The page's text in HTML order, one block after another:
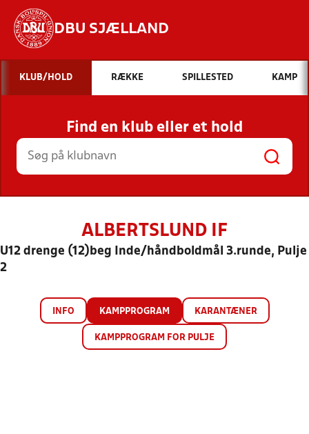
DBU SJÆLLAND
Hvad vil du søge efter?
INDHOLD OG NYHEDER
STILLINGER, RESULTATER, KLUBBER OG
HOLD
KLUB/HOLD RÆKKE SPILLESTED KAMP
Find en klub eller et hold
ALBERTSLUND IF
U12 drenge (12)beg Inde/håndboldmål 3.runde, Pulje
2
INFO KAMPPROGRAM KARANTÆNER
KAMPPROGRAM FOR PULJE